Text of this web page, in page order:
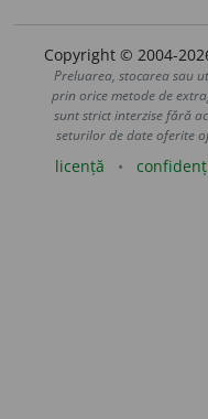
Copyright © 2004-
Preluarea, stocarea sau
prin orice metode de
sunt strict interzise fără
seturilor de date oferite
licență